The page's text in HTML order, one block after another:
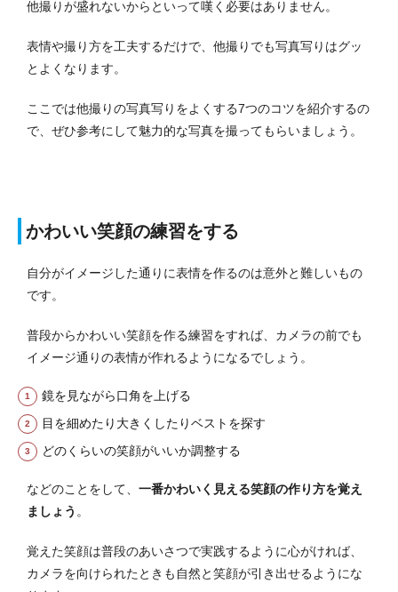
他撮りが盛れないからといって嘆く必要はありません。
表情や撮り方を工夫するだけで、他撮りでも写真写りはグッ
とよくなります。
ここでは他撮りの写真写りをよくする7つのコツを紹介するの
で、ぜひ参考にして魅力的な写真を撮ってもらいましょう。
かわいい笑顔の練習をする
自分がイメージした通りに表情を作るのは意外と難しいもの
です。
普段からかわいい笑顔を作る練習をすれば、カメラの前でも
イメージ通りの表情が作れるようになるでしょう。
鏡を見ながら口角を上げる
目を細めたり大きくしたりベストを探す
どのくらいの笑顔がいいか調整する
などのことをして、 一番かわいく見える笑顔の作り方を覚え
ましょう 。
覚えた笑顔は普段のあいさつで実践するように心がければ、
カメラを向けられたときも自然と笑顔が引き出せるようにな